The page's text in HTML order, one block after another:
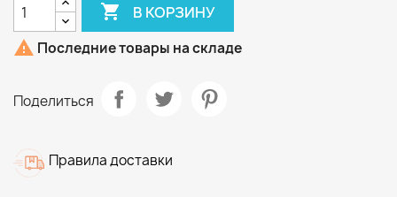
 В КОРЗИНУ
 Последние товары на складе
Поделиться
Правила доставки